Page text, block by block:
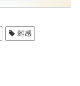
雑感